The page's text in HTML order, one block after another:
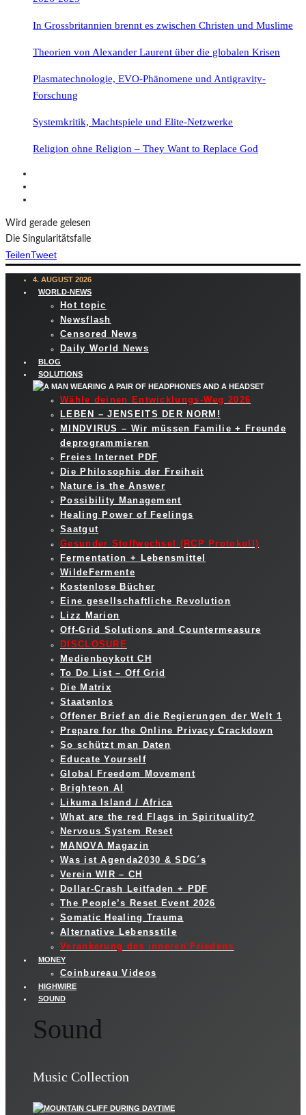
In Grossbritannien brennt es zwischen Christen und Muslime
Theorien von Alexander Laurent über die globalen Krisen
Plasmatechnologie, EVO-Phänomene und Antigravity-
Forschung
Systemkritik, Machtspiele und Elite-Netzwerke
Religion ohne Religion – They Want to Replace God
Wird gerade gelesen
Die Singularitätsfalle
TeilenTweet
4. AUGUST 2026
WORLD-NEWS
Hot topic
Newsflash
Censored News
Daily World News
BLOG
SOLUTIONS
Wähle deinen Entwicklungs-Weg 2026
LEBEN – JENSEITS DER NORM!
MINDVIRUS – Wir müssen Familie + Freunde
deprogrammieren
Freies Internet PDF
Die Philosophie der Freiheit
Nature is the Answer
Possibility Management
Healing Power of Feelings
Saatgut
Gesunder Stoffwechsel (RCP Protokoll)
Fermentation + Lebensmittel
WildeFermente
Kostenlose Bücher
Eine gesellschaftliche Revolution
Lizz Marion
Off-Grid Solutions and Countermeasure
DISCLOSURE
Medienboykott CH
To Do List – Off Grid
Die Matrix
Staatenlos
Offener Brief an die Regierungen der Welt 1
Prepare for the Online Privacy Crackdown
So schützt man Daten
Educate Yourself
Global Freedom Movement
Brighteon AI
Likuma Island / Africa
What are the red Flags in Spirituality?
Nervous System Reset
MANOVA Magazin
Was ist Agenda2030 & SDG´s
Verein WIR – CH
Dollar-Crash Leitfaden + PDF
The People’s Reset Event 2026
Somatic Healing Trauma
Alternative Lebensstile
Verankerung des inneren Friedens
MONEY
Coinbureau Videos
HIGHWIRE
SOUND
Sound
Music Collection